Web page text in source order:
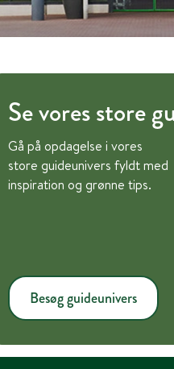
Se vores store
Gå på opdagelse i vores
store guideunivers fyldt med
inspiration og grønne tips.
Besøg guideunivers